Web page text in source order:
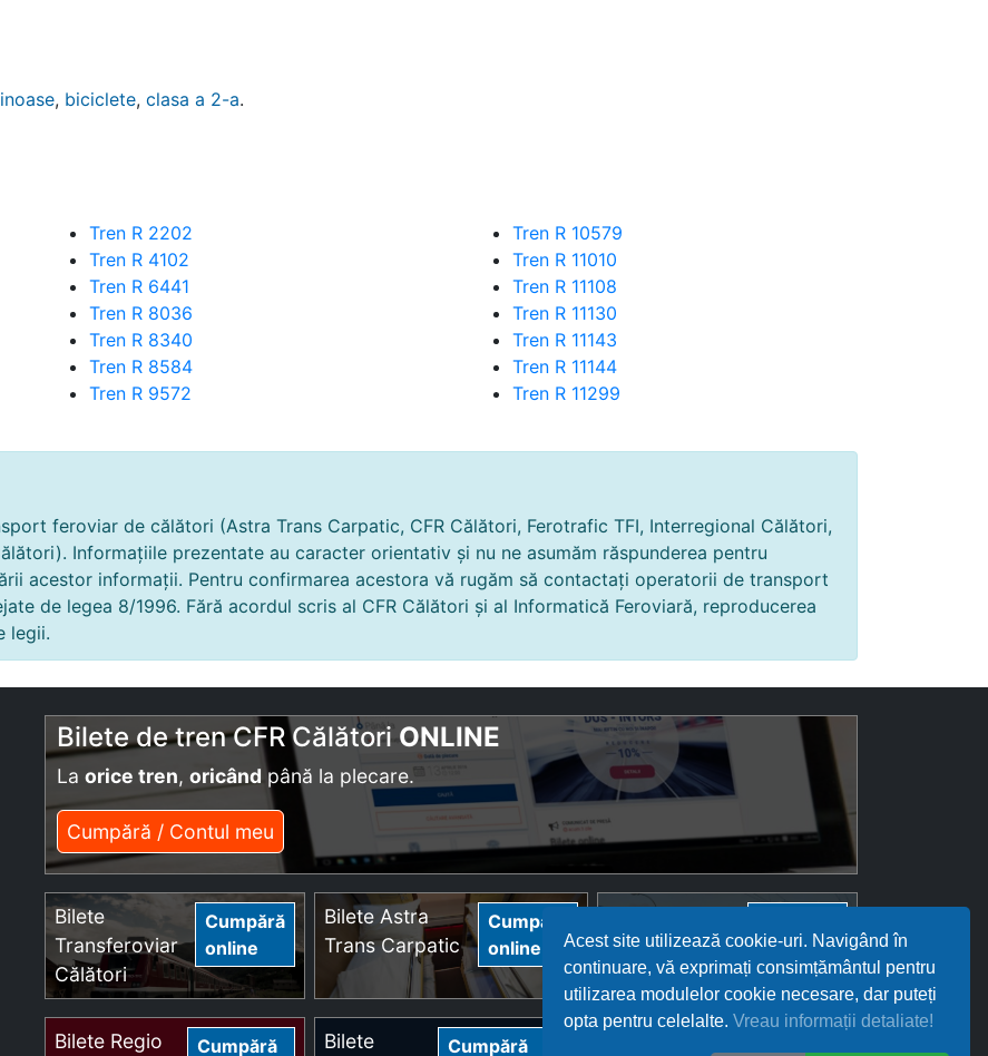
Acest site utilizează cookie-uri. Navigând în
continuare, vă exprimați consimțământul pentru
utilizarea modulelor cookie necesare, dar puteți
opta pentru celelalte.Vreau informații detaliate!
, biciclete, clasa a 2-a.
Tren R 2202
Tren R 4102
Tren R 6441
Tren R 8036
Tren R 8340
Tren R 8584
Tren R 9572
Tren R 10579
Tren R 11010
Tren R 11108
Tren R 11130
Tren R 11143
Tren R 11144
Tren R 11299
feroviar de călători (Astra Trans Carpatic, CFR Călători, Ferotrafic TFI, Interregional Călători,
Informațiile prezentate au caracter orientativ și nu ne asumăm răspunderea pentru
acestor informații. Pentru confirmarea acestora vă rugăm să contactați operatorii de transport
de legea 8/1996. Fără acordul scris al CFR Călători și al Informatică Feroviară, reproducerea
legii.
Bilete de tren CFR CălătoriONLINE
La orice tren, oricând până la plecare.
Cumpără / Contul meu
Bilete
Transferoviar
Călători
Cumpără
online
Bilete Astra
Trans Carpatic
Cumpără
online
InterRegional
Călători
online
Bilete Regio Cumpără Bilete Cumpără